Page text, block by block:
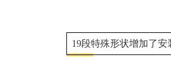
19段特殊形状增加了安